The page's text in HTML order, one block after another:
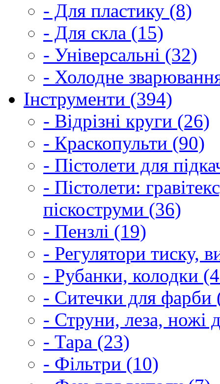
- Для пластику (8)
- Для скла (15)
- Універсальні (32)
- Холодне
Інструменти (394)
- Відрізні круги (26)
- Краскопульти (90)
- Пістолети для
- Пістолети:
піскоструми (36)
- Пензлі (19)
- Регулятори тиску,
- Рубанки, колодки
- Ситечки для фарби
- Струни, леза, ножі
- Тара (23)
- Фільтри (10)